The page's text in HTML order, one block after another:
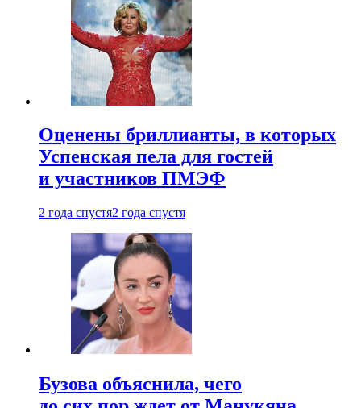
Оценены бриллианты, в которых
Успенская пела для гостей
и участников ПМЭФ
2 года спустя2 года спустя
Бузова объяснила, чего